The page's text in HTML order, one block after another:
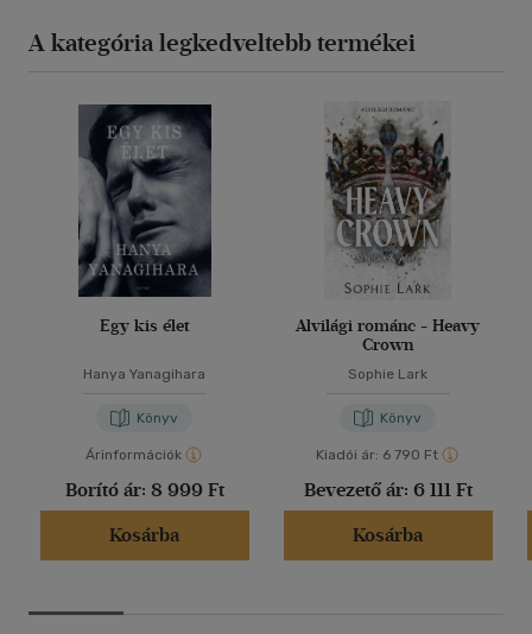
A kategória legkedveltebb termékei
Egy kis élet
Hanya Yanagihara
Könyv
Árinformációk
Borító ár: 8 999 Ft
Kosárba
Alvilági románc - Heavy
Crown
Sophie Lark
Könyv
Kiadói ár: 6 790 Ft
Bevezető ár: 6 111 Ft
Kosárba